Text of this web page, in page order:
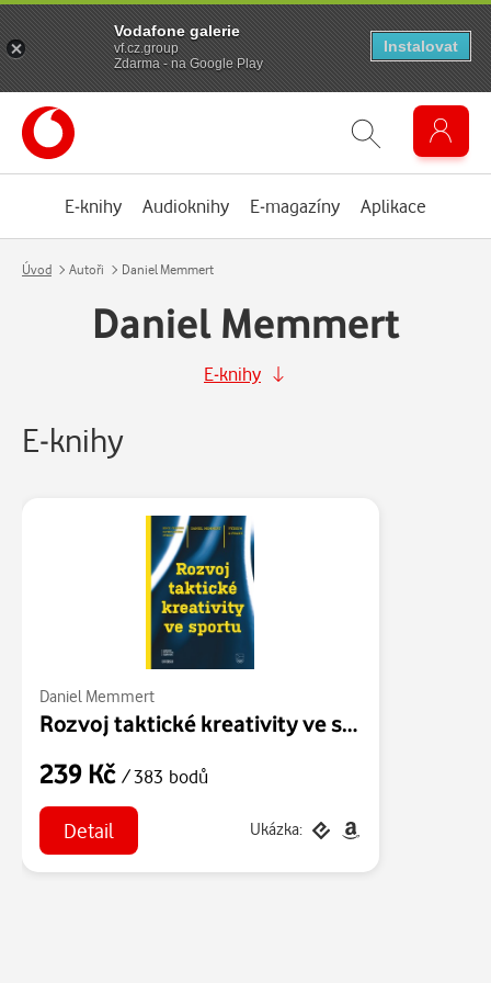
E-knihy Audioknihy E-magazíny Aplikace
Úvod Autoři Daniel Memmert
Daniel Memmert
E-knihy
E-knihy
Daniel Memmert
Rozvoj taktické kreativity ve sportu
239 Kč / 383 bodů
Detail Ukázka:
Vodafone galerie
vf.cz.group
Zdarma - na Google Play
Instalovat